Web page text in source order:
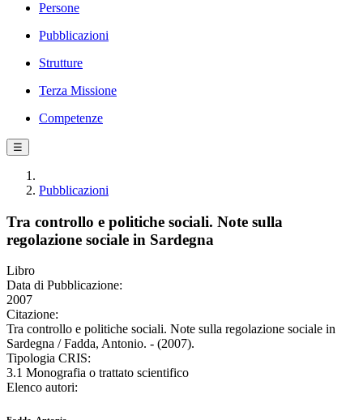
Persone
Pubblicazioni
Strutture
Terza Missione
Competenze
☰
Pubblicazioni
Tra controllo e politiche sociali. Note sulla
regolazione sociale in Sardegna
Libro
Data di Pubblicazione:
2007
Citazione:
Tra controllo e politiche sociali. Note sulla regolazione sociale in
Sardegna / Fadda, Antonio. - (2007).
Tipologia CRIS:
3.1 Monografia o trattato scientifico
Elenco autori: